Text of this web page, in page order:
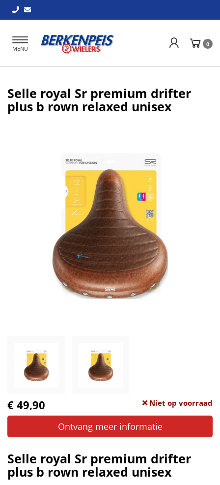
Toggle
navigation
MENU
0
Selle royal Sr premium drifter
plus b rown relaxed unisex
€ 49,90 Niet op voorraad
Ontvang meer informatie
Selle royal Sr premium drifter
plus b rown relaxed unisex